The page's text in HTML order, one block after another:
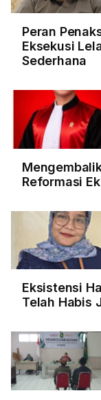
Peran
Eksekusi
Sederhana
Reformasi
Eksistensi
Telah Habis